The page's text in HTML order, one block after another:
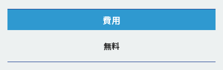
費用
無料